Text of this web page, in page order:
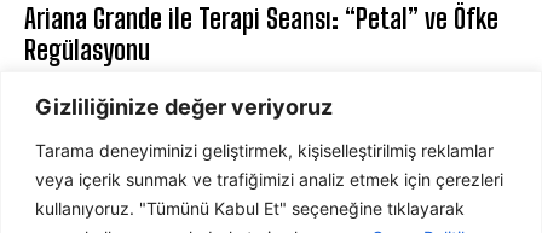
Gizliliğinize değer veriyoruz
Tarama deneyiminizi geliştirmek, kişiselleştirilmiş reklamlar
veya içerik sunmak ve trafiğimizi analiz etmek için çerezleri
kullanıyoruz. "Tümünü Kabul Et" seçeneğine tıklayarak
Ariana Grande ile Terapi Seansı: “Petal” ve Öfke
Regülasyonu
ABONE OL